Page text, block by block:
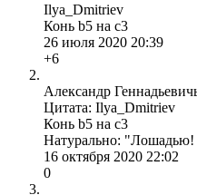
Ilya_Dmitriev
Конь b5 на c3
26 июля 2020 20:39
+6
Александр
Цитата: Ilya_Dmitriev
Конь b5 на c3
Натурально:
16 октября 2020 22:02
0